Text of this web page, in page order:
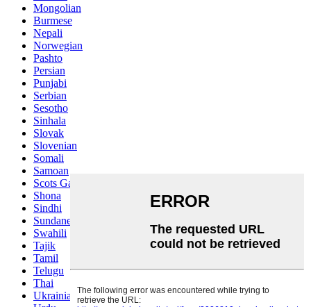
Mongolian
Burmese
Nepali
Norwegian
Pashto
Persian
Punjabi
Serbian
Sesotho
Sinhala
Slovak
Slovenian
Somali
Samoan
Scots Gaelic
Shona
Sindhi
Sundanese
Swahili
Tajik
Tamil
Telugu
Thai
Ukrainian